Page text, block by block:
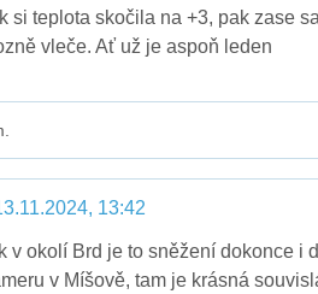
si teplota skočila na +3, pak zase
vleče. Ať už je aspoň leden
13:42
v okolí Brd je to sněžení dokonce i
v Míšově, tam je krásná